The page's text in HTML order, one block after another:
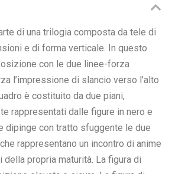
di una trilogia composta da tele di
e di forma verticale. In questo
con le due linee-forza
l’impressione di slancio verso l’alto
è costituito da due piani,
rappresentati dalle figure in nero e
dipinge con tratto sfuggente le due
rappresentano un incontro di anime
propria maturità. La figura di